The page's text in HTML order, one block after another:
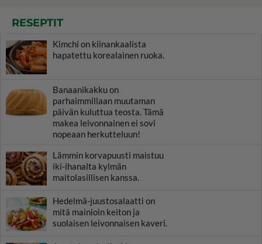
RESEPTIT
Kimchi on kiinankaalista
hapatettu korealainen ruoka.
Banaanikakku on
parhaimmillaan muutaman
päivän kuluttua teosta. Tämä
makea leivonnainen ei sovi
nopeaan herkutteluun!
Lämmin korvapuusti maistuu
iki-ihanalta kylmän
maitolasillisen kanssa.
Hedelmä-juustosalaatti on
mitä mainioin keiton ja
suolaisen leivonnaisen kaveri.